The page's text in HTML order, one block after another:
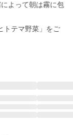
よって朝は霧に包
トテマ野菜」をご